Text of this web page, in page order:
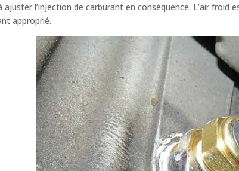
ajuster l’injection de carburant en conséquence. L’air
approprié.